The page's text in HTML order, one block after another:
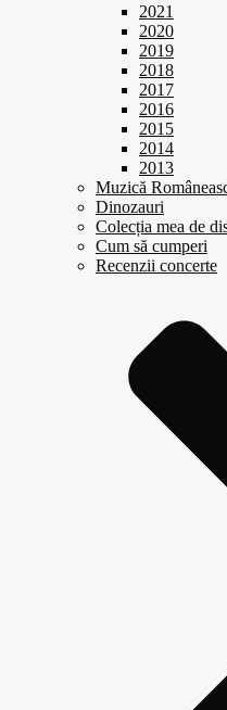
2021
2020
2019
2018
2017
2016
2015
2014
2013
Muzică
Dinozauri
Colecția mea de
Cum să cumperi
Recenzii concerte